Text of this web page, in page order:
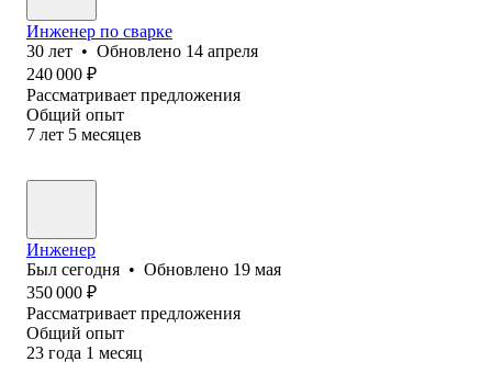
Инженер по сварке
30 лет • Обновлено 14 апреля
240 000 ₽
Рассматривает предложения
Общий опыт
7 лет 5 месяцев
Инженер
Был сегодня • Обновлено 19 мая
350 000 ₽
Рассматривает предложения
Общий опыт
23 года 1 месяц